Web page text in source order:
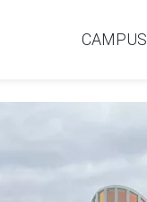
CAMPUS